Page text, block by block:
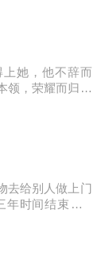
或者支持鉴宝神
她，他不辞而
领，荣耀而归，
了一个女儿。3
去给别人做上门
时间结束了...